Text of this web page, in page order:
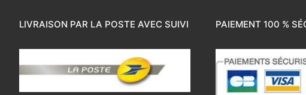
LIVRAISON PAR LA POSTE AVEC SUIVI PAIEMENT 100 %